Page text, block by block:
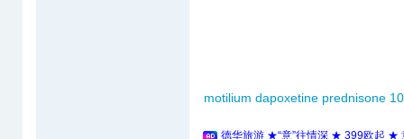
motilium dapoxetine prednisone
德华旅游 ★“意”往情深 ★ 399欧起 ★